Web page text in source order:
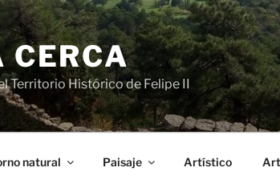
CERCA
Territorio Histórico de Felipe II
natural Paisaje Artístico